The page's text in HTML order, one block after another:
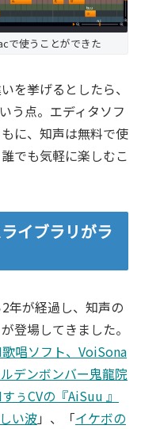
で使うことができた
を挙げるとしたら、
う点。エディタソフ
に、知声は無料で使
でも気軽に楽しむこ
イブラリがラ
年が経過し、知声の
登場してきました。
唱ソフト、VoiSona
デンボンバー鬼龍院
ぅCVの『AiSuu 』
い波」、「イケボの